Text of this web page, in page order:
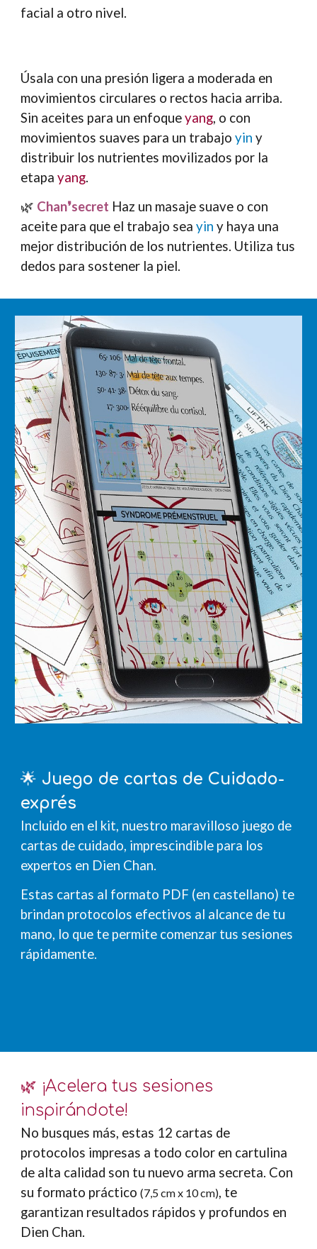
facial a otro nivel.
Úsala con una presión ligera a moderada en
movimientos circulares o rectos hacia arriba.
Sin aceites para un enfoqueyang, o con
movimientos suaves para un trabajoyin y
distribuir los nutrientes movilizados por la
etapayang.
🌿 Chan❜secret Haz un masaje suave o con
aceite para que el trabajo seayin y haya una
mejor distribución de los nutrientes. Utiliza tus
dedos para sostener la piel.
🌟 Juego de cartas de Cuidado-
exprés
Incluido en el kit, nuestro maravilloso juego de
cartas de cuidado, imprescindible para los
expertos en Dien Chan.
Estas cartas al formato PDF (en castellano) te
brindan protocolos efectivos al alcance de tu
mano, lo que te permite comenzar tus sesiones
rápidamente.
🌿 ¡Acelera tus sesiones
inspirándote!
No busques más, estas 12 cartas de
protocolos impresas a todo color en cartulina
de alta calidad son tu nuevo arma secreta. Con
su formato práctico(7,5 cm x 10 cm), te
garantizan resultados rápidos y profundos en
Dien Chan.